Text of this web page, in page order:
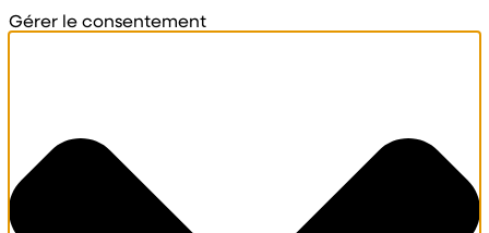
Gérer le consentement